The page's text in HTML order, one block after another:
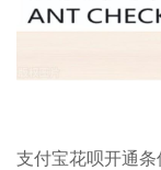
支付宝花呗开通条